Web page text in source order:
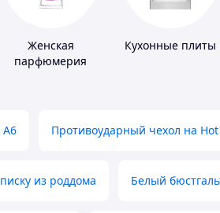
Женская
парфюмерия
Кухонные плиты
А6 Противоударный чехол на
из роддома Белый